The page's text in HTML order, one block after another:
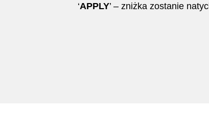
‘APPLY’ – zniżka zostanie